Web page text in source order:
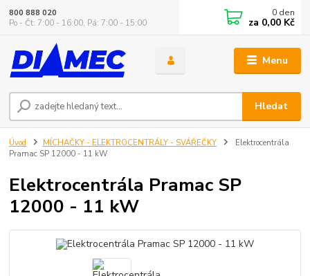
Menu
Hledat
800 888 020
Po - Čt: 7:00 - 16:00, Pá: 7:00 - 15:00
0 den
za 0,00 Kč
Úvod MÍCHAČKY - ELEKTROCENTRÁLY - SVÁŘEČKY
Elektrocentrála
Pramac SP 12000 - 11 kW
Elektrocentrála Pramac SP
12000 - 11 kW